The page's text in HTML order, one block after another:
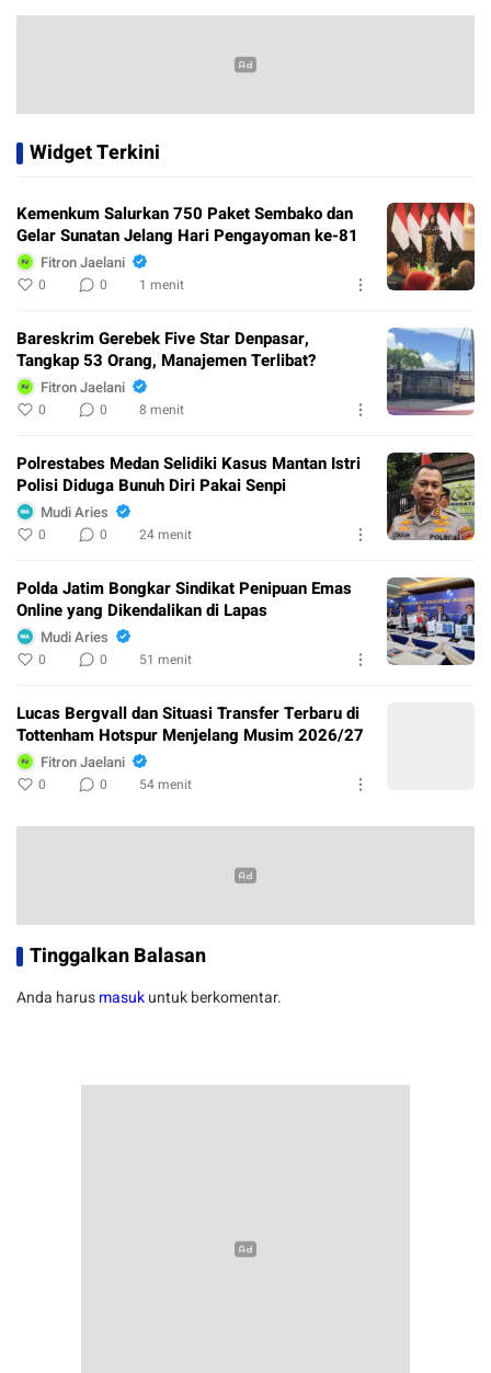
Widget Terkini
Kemenkum Salurkan 750 Paket Sembako dan
Gelar Sunatan Jelang Hari Pengayoman ke-81
Fitron Jaelani
0 0 1 menit
Bareskrim Gerebek Five Star Denpasar,
Tangkap 53 Orang, Manajemen Terlibat?
Fitron Jaelani
0 0 8 menit
Polrestabes Medan Selidiki Kasus Mantan Istri
Polisi Diduga Bunuh Diri Pakai Senpi
Mudi Aries
0 0 24 menit
Polda Jatim Bongkar Sindikat Penipuan Emas
Online yang Dikendalikan di Lapas
Mudi Aries
0 0 51 menit
Lucas Bergvall dan Situasi Transfer Terbaru di
Tottenham Hotspur Menjelang Musim 2026/27
Fitron Jaelani
0 0 54 menit
Tinggalkan Balasan
Anda harusmasukuntuk berkomentar.